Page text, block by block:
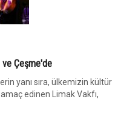
ve Çeşme'de
yanı sıra, ülkemizin kültür
edinen Limak Vakfı,